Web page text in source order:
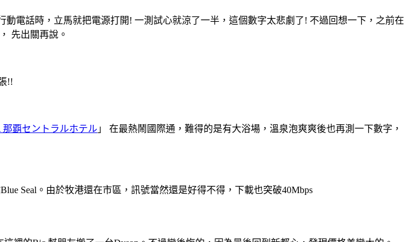
電話時，立馬就把電源打開! 一測試心就涼了一半，這個數字太悲劇了! 不過回想一下，之前在
先出關再說。
!!
覇セントラルホテル 」 在最熱鬧國際通，難得的是有大浴場，溫泉泡爽爽後也再測一下數字，
Seal。由於牧港還在市區，訊號當然還是好得不得，下載也突破40Mbps